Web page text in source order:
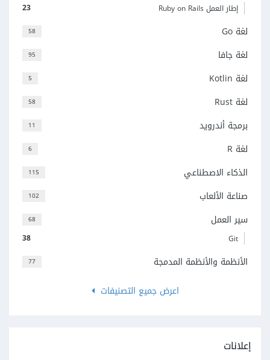
23 إطار العمل Ruby on Rails
58 لغة Go
95 لغة جافا
5 لغة Kotlin
58 لغة Rust
11 برمجة أندرويد
6 لغة R
115 الذكاء الاصطناعي
102 صناعة الألعاب
68 سير العمل
38 Git
77
الأنظمة والأنظمة المدمجة
اعرض جميع التصنيفات
إعلانات